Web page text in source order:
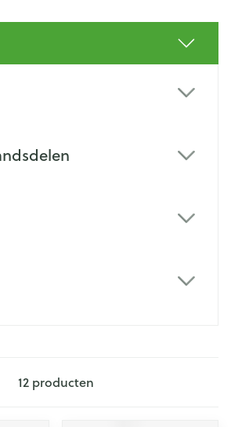
12producten